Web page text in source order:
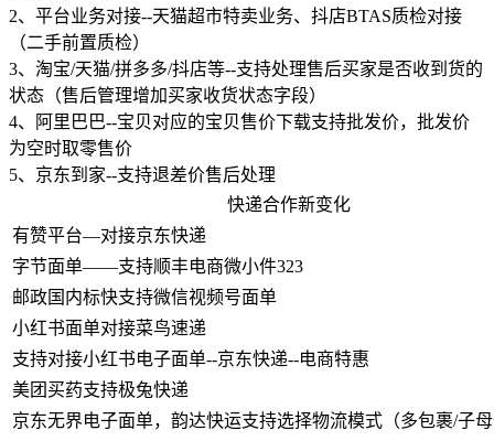
2、平台业务对接--天猫超市特卖业务、抖店BTAS质检对接
（二手前置质检）
3、淘宝/天猫/拼多多/抖店等--支持处理售后买家是否收到货的
状态（售后管理增加买家收货状态字段）
4、阿里巴巴--宝贝对应的宝贝售价下载支持批发价，批发价
为空时取零售价
5、京东到家--支持退差价售后处理
快递合作新变化
有赞平台—对接京东快递
字节面单——支持顺丰电商微小件323
邮政国内标快支持微信视频号面单
小红书面单对接菜鸟速递
支持对接小红书电子面单--京东快递--电商特惠
美团买药支持极兔快递
京东无界电子面单，韵达快运支持选择物流模式（多包裹/子